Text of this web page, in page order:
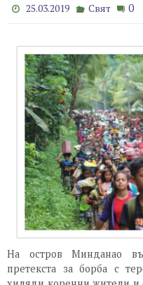
25.03.2019 Свят 0
На остров Минданао
претекста за борба с